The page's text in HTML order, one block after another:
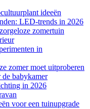
ideeën
LED-trends in 2026
zomertuin
in
zomer moet uitproberen
babykamer
in 2026
voor een tuinupgrade